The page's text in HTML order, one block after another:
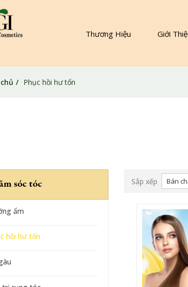
Thương Hiệu Giới
Phục hồi hư tổn
sóc tóc
ẩm
hồi hư tổn
Sắp xếp Bán